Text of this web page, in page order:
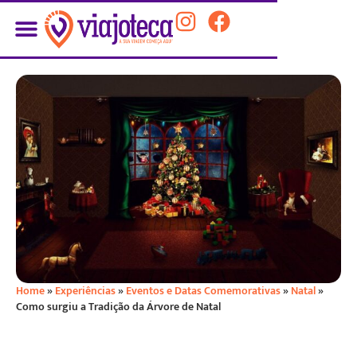
Home»Experiências»Eventos e Datas Comemorativas»Natal»
Como surgiu a Tradição da Árvore de Natal